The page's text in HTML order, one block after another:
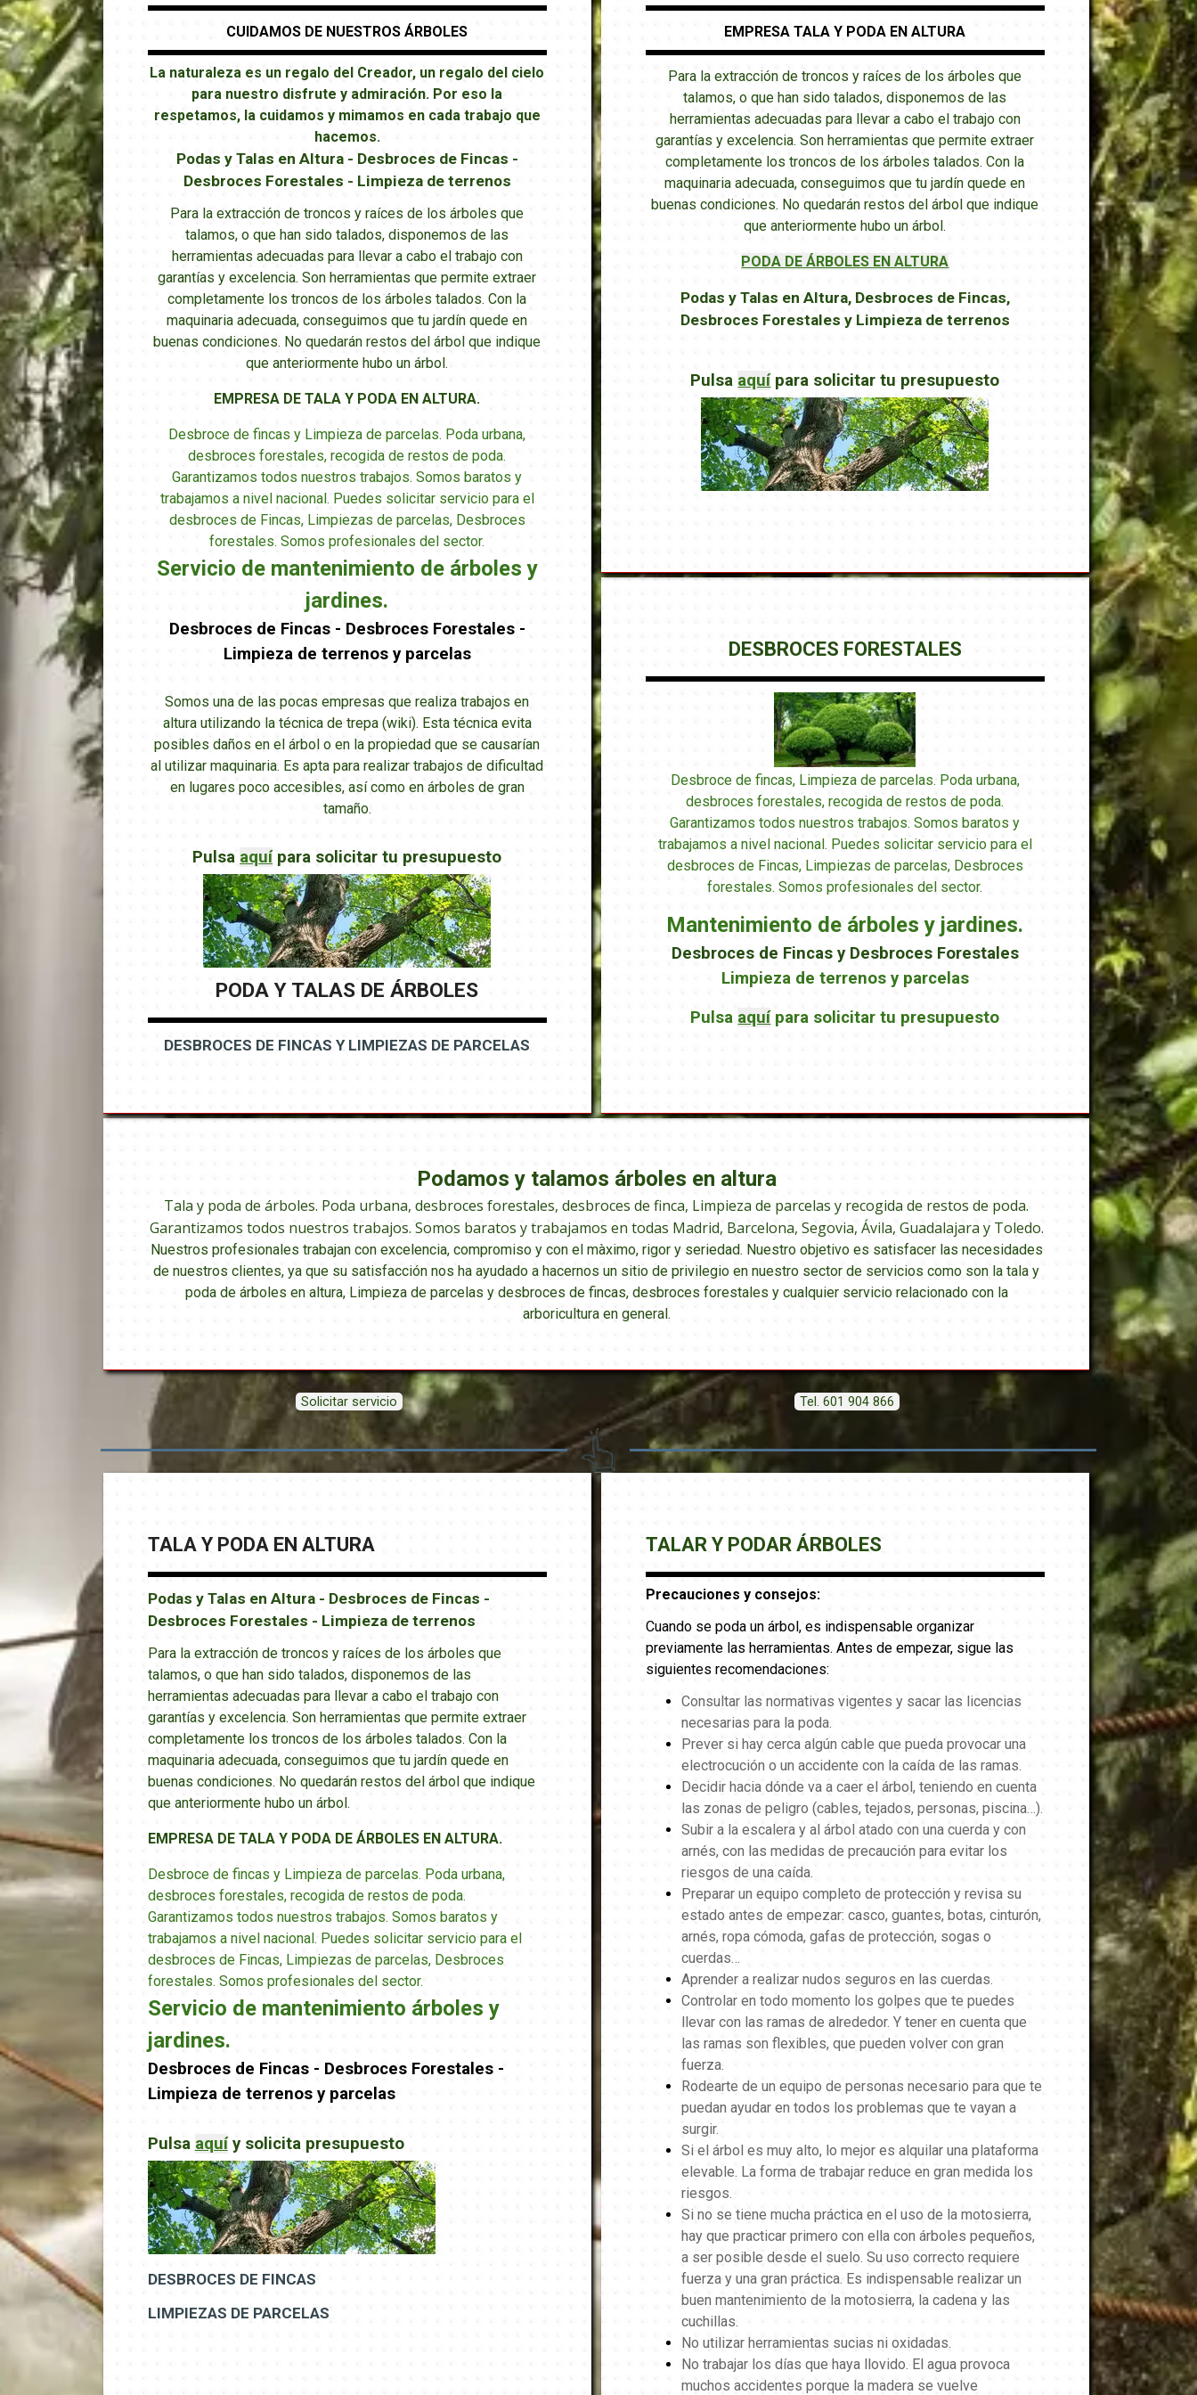
CUIDAMOS DE NUESTROS ÁRBOLES
La naturaleza es un regalo del Creador, un regalo del cielo
para nuestro disfrute y admiración. Por eso la
respetamos, la cuidamos y mimamos en cada trabajo que
hacemos.
Podas y Talas en Altura - Desbroces de Fincas -
Desbroces Forestales - Limpieza de terrenos
Para la extracción de troncos y raíces de los árboles que
talamos, o que han sido talados, disponemos de las
herramientas adecuadas para llevar a cabo el trabajo con
garantías y excelencia. Son herramientas que permite extraer
completamente los troncos de los árboles talados.Con la
maquinaria adecuada, conseguimos que tu jardín quede en
buenas condiciones. No quedarán restos del árbol que indique
que anteriormente hubo un árbol.
EMPRESA DE TALA Y PODA EN ALTURA.
Desbroce de fincas y Limpieza de parcelas. Poda urbana,
desbroces forestales, recogida de restos de poda.
Garantizamos todos nuestros trabajos. Somos baratos y
trabajamos a nivel nacional. Puedes solicitar servicio para el
desbroces de Fincas, Limpiezas de parcelas, Desbroces
forestales. Somos profesionales del sector.
Servicio de mantenimiento de árboles y
jardines.
Desbroces de Fincas - Desbroces Forestales -
Limpieza de terrenos y parcelas
Somos una de las pocas empresas que realiza trabajos en
altura utilizando la técnica de trepa (wiki). Esta técnica evita
posibles daños en el árbol o en la propiedad que se causarían
al utilizar maquinaria. Es apta para realizar trabajos de dificultad
en lugares poco accesibles, así como en árboles de gran
tamaño.
Pulsa aquí para solicitar tu presupuesto
PODA Y TALAS DE ÁRBOLES
DESBROCES DE FINCAS Y LIMPIEZAS DE PARCELAS
EMPRESA TALA Y PODA EN ALTURA
Para la extracción de troncos y raíces de los árboles que
talamos, o que han sido talados, disponemos de las
herramientas adecuadas para llevar a cabo el trabajo con
garantías y excelencia. Son herramientas que permite extraer
completamente los troncos de los árboles talados.Con la
maquinaria adecuada, conseguimos que tu jardín quede en
buenas condiciones. No quedarán restos del árbol que indique
que anteriormente hubo un árbol.
PODA DE ÁRBOLES EN ALTURA
Podas y Talas en Altura, Desbroces de Fincas,
Desbroces Forestales y Limpieza de terrenos
Pulsa aquí para solicitar tu presupuesto
DESBROCES FORESTALES
Desbroce de fincas, Limpieza de parcelas. Poda urbana,
desbroces forestales, recogida de restos de poda.
Garantizamos todos nuestros trabajos. Somos baratos y
trabajamos a nivel nacional. Puedes solicitar servicio para el
desbroces de Fincas, Limpiezas de parcelas, Desbroces
forestales. Somos profesionales del sector.
Mantenimiento de árboles y jardines.
Desbroces de Fincas y Desbroces Forestales
Limpieza de terrenos y parcelas
Pulsa aquí para solicitar tu presupuesto
Podamos y talamos árboles en altura
Tala y poda de árboles. Poda urbana, desbroces forestales, desbroces de finca, Limpieza de parcelas y recogida de restos de poda.
Garantizamos todos nuestros trabajos. Somos baratos y trabajamos en todas Madrid, Barcelona, Segovia, Ávila, Guadalajara y Toledo.
Nuestros profesionales trabajan con excelencia, compromiso y con el màximo, rigor y seriedad. Nuestro objetivo es satisfacer las necesidades
de nuestros clientes, ya que su satisfacción nos ha ayudado a hacernos un sitio de privilegio en nuestro sector de servicios como son la tala y
poda de árboles en altura, Limpieza de parcelas y desbroces de fincas, desbroces forestales y cualquier servicio relacionado con la
arboricultura en general.
Tel. 601 904 866
Solicitar servicio
TALAR Y PODAR ÁRBOLES
Precauciones y consejos:
Cuando se poda un árbol, es indispensable organizar
previamente las herramientas. Antes de empezar, sigue las
siguientes recomendaciones:
Consultar las normativas vigentes y sacar las licencias
necesarias para la poda.
Prever si hay cerca algún cable que pueda provocar una
electrocución o un accidente con la caída de las ramas.
Decidir hacia dónde va a caer el árbol, teniendo en cuenta
las zonas de peligro (cables, tejados, personas, piscina…).
Subir a la escalera y al árbol atado con una cuerda y con
arnés, con las medidas de precaución para evitar los
riesgos de una caída.
Preparar un equipo completo de protección y revisa su
estado antes de empezar: casco, guantes, botas, cinturón,
arnés, ropa cómoda, gafas de protección, sogas o
cuerdas…
Aprender a realizar nudos seguros en las cuerdas.
Controlar en todo momento los golpes que te puedes
llevar con las ramas de alrededor. Y tener en cuenta que
las ramas son flexibles, que pueden volver con gran
fuerza.
Rodearte de un equipo de personas necesario para que te
puedan ayudar en todos los problemas que te vayan a
surgir.
Si el árbol es muy alto, lo mejor es alquilar una plataforma
elevable. La forma de trabajar reduce en gran medida los
riesgos.
Si no se tiene mucha práctica en el uso de la motosierra,
hay que practicar primero con ella con árboles pequeños,
a ser posible desde el suelo. Su uso correcto requiere
fuerza y una gran práctica. Es indispensable realizar un
buen mantenimiento de la motosierra, la cadena y las
cuchillas.
No utilizar herramientas sucias ni oxidadas.
No trabajar los días que haya llovido. El agua provoca
muchos accidentes porque la madera se vuelve
TALA Y PODA EN ALTURA
Podas y Talas en Altura - Desbroces de Fincas -
Desbroces Forestales - Limpieza de terrenos
Para la extracción de troncos y raíces de los árboles que
talamos, o que han sido talados, disponemos de las
herramientas adecuadas para llevar a cabo el trabajo con
garantías y excelencia. Son herramientas que permite extraer
completamente los troncos de los árboles talados. Con la
maquinaria adecuada, conseguimos que tu jardín quede en
buenas condiciones. No quedarán restos del árbol que indique
que anteriormente hubo un árbol.
EMPRESA DE TALA Y PODA DE ÁRBOLES EN ALTURA.
Desbroce de fincas y Limpieza de parcelas. Poda urbana,
desbroces forestales, recogida de restos de poda.
Garantizamos todos nuestros trabajos. Somos baratos y
trabajamos a nivel nacional. Puedes solicitar servicio para el
desbroces de Fincas, Limpiezas de parcelas, Desbroces
forestales. Somos profesionales del sector.
Servicio de mantenimiento árboles y
jardines.
Desbroces de Fincas - Desbroces Forestales -
Limpieza de terrenos y parcelas
Pulsa aquíysolicita presupuesto
DESBROCES DE FINCAS
LIMPIEZAS DE PARCELAS